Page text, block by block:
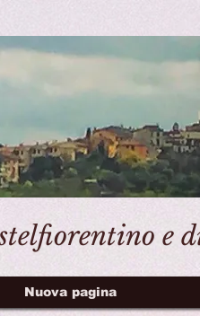
e
Nuova pagina